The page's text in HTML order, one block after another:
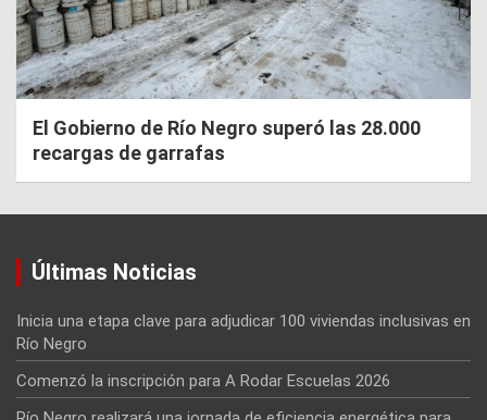
El Gobierno de Río Negro superó las 28.000
recargas de garrafas
Últimas Noticias
Inicia una etapa clave para adjudicar 100 viviendas inclusivas en
Río Negro
Comenzó la inscripción para A Rodar Escuelas 2026